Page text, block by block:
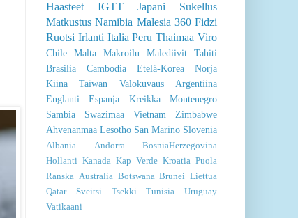
Haasteet
IGTT Japani
Sukellus
Matkustus Namibia Malesia 360 Fidzi
Ruotsi Irlanti Italia Peru Thaimaa Viro
Chile Malta Makroilu Malediivit
Tahiti
Brasilia
Cambodia Etelä-Korea
Norja
Kiina
Taiwan Valokuvaus
Argentiina
Englanti
Espanja Kreikka
Montenegro
Sambia
Swazimaa Vietnam
Zimbabwe
Ahvenanmaa Lesotho San Marino Slovenia
Albania Andorra
BosniaHerzegovina
Hollanti Kanada Kap Verde Kroatia Puola
Ranska Australia Botswana Brunei Liettua
Qatar
Sveitsi Tsekki Tunisia
Uruguay
Vatikaani